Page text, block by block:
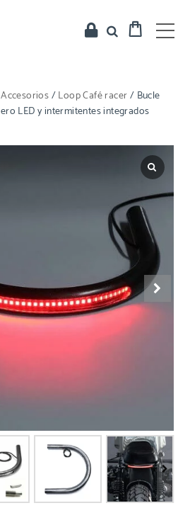
/Loop Café racer/ Bucle
LED y intermitentes integrados